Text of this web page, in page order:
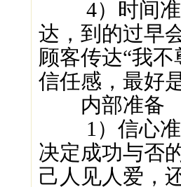
4）时间准
达，到的过早
顾客传达“我
信任感，最好
内部准备
1）信心准
决定成功与否
己人见人爱，